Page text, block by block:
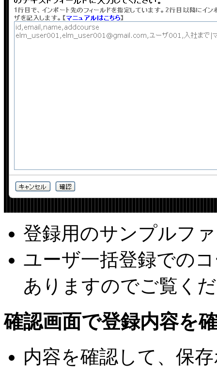
登録用のサンプルフ
ユーザ一括登録での
ありますのでご覧く
確認画面で登録内容を
内容を確認して、保